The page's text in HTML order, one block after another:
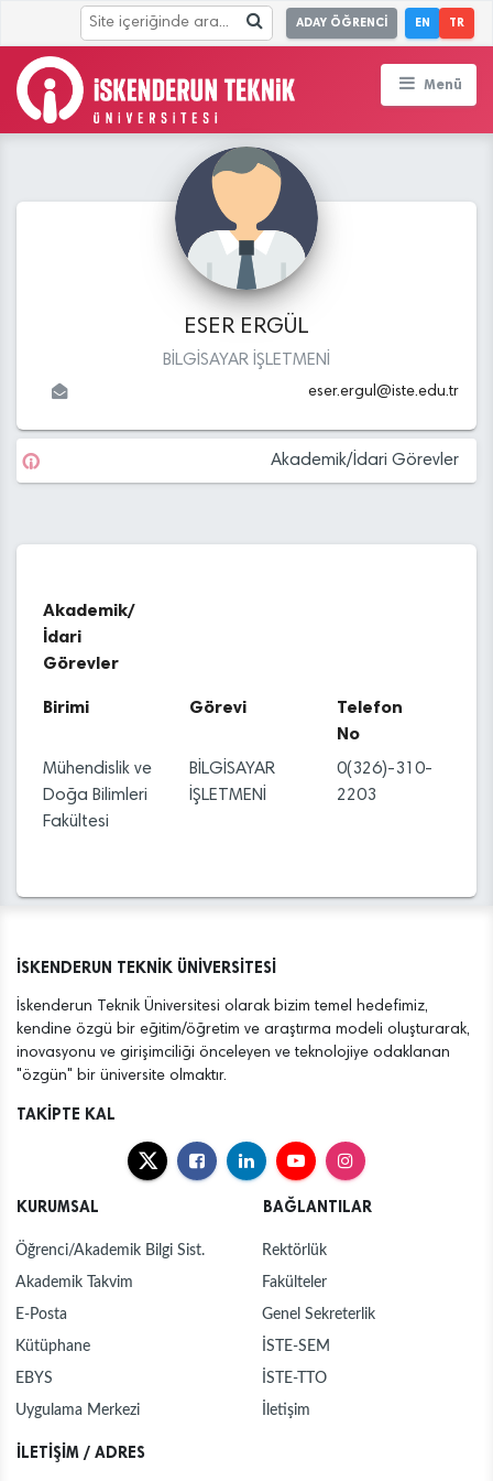
ADAY ÖĞRENCİ EN TR
Menü
ESER ERGÜL
BİLGİSAYAR İŞLETMENİ
eser.ergul@iste.edu.tr
Akademik/İdari Görevler
Akademik/
İdari
Görevler
Birimi Görevi
Telefon
No
Mühendislik ve
Doğa Bilimleri
Fakültesi
BİLGİSAYAR
İŞLETMENİ
0(326)-310-
2203
İSKENDERUN TEKNİK ÜNİVERSİTESİ
İskenderun Teknik Üniversitesi olarak bizim temel hedefimiz,
kendine özgü bir eğitim/öğretim ve araştırma modeli oluşturarak,
inovasyonu ve girişimciliği önceleyen ve teknolojiye odaklanan
"özgün" bir üniversite olmaktır.
TAKİPTE KAL
KURUMSAL
Öğrenci/Akademik Bilgi Sist.
Akademik Takvim
E-Posta
Kütüphane
EBYS
Uygulama Merkezi
BAĞLANTILAR
Rektörlük
Fakülteler
Genel Sekreterlik
İSTE-SEM
İSTE-TTO
İletişim
İLETİŞİM / ADRES